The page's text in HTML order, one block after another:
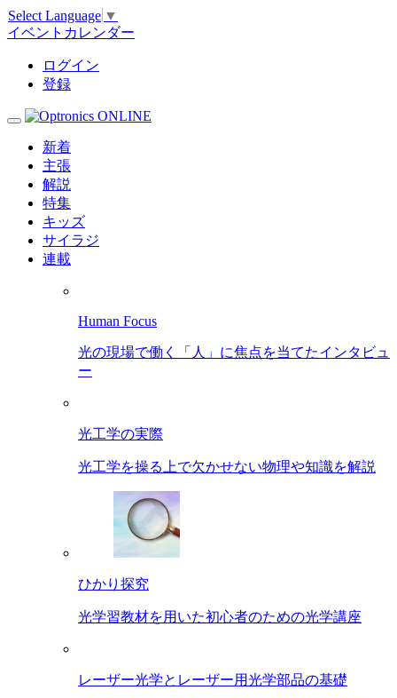
Select Language ▼
イベントカレンダー
ログイン
登録
新着
主張
解説
特集
キッズ
サイラジ
連載
Human Focus
光の現場で働く「人」に焦点を当てたインタビュ
ー
光工学の実際
光工学を操る上で欠かせない物理や知識を解説
ひかり探究
光学習教材を用いた初心者のための光学講座
レーザー光学とレーザー用光学部品の基礎